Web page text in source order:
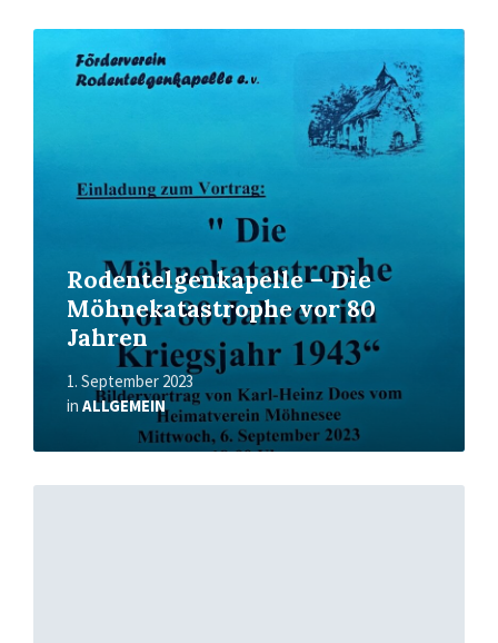
Rodentelgenkapelle – Die
Möhnekatastrophe vor 80
Jahren
1. September 2023
in ALLGEMEIN
Mehr
erfahren
Mehr